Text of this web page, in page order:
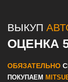
ВЫКУП
ОЦЕНКА
ОБЯЗАТЕЛЬНО
ПОКУПАЕМ